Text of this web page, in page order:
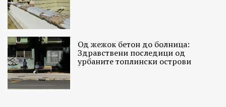
Од жежок бетон до болница:
Здравствени последици од
урбаните топлински острови